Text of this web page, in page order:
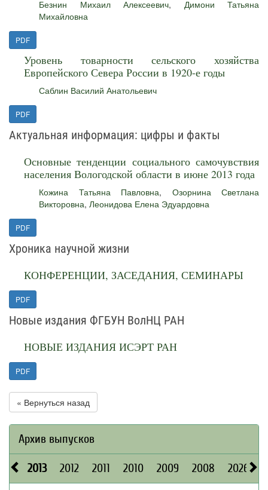
Безнин Михаил Алексеевич, Димони Татьяна
Михайловна
PDF
Уровень товарности сельского хозяйства
Европейского Севера России в 1920-е годы
Саблин Василий Анатольевич
PDF
Актуальная информация: цифры и факты
Основные тенденции социального самочувствия
населения Вологодской области в июне 2013 года
Кожина Татьяна Павловна, Озорнина Светлана
Викторовна, Леонидова Елена Эдуардовна
PDF
Хроника научной жизни
КОНФЕРЕНЦИИ, ЗАСЕДАНИЯ, СЕМИНАРЫ
PDF
Новые издания ФГБУН ВолНЦ РАН
НОВЫЕ ИЗДАНИЯ ИСЭРТ РАН
PDF
« Вернуться назад
Архив выпусков
2013 2012 2011 2010 2009 2008 2026